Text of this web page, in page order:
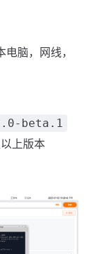
脑，网线，
beta.1
上版本